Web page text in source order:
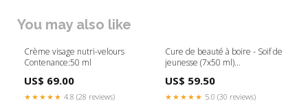
You may also like
Crème visage nutri-velours
Contenance:50 ml
US$ 69.00
★★★★★ 4.8 (28 reviews)
Cure de beauté à boire - Soif de
jeunesse (7x50 ml)
US$ 59.50
★★★★★ 5.0 (30 reviews)